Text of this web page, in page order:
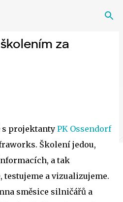
za
s projektanty PK Ossendorf
Školení jedou,
a tak
testujeme a vizualizujeme.
směsice silničářů a